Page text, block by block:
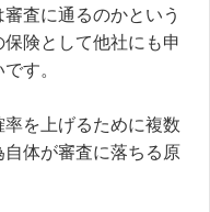
査に通るのかという
険として他社にも申
す。
を上げるために複数
体が審査に落ちる原